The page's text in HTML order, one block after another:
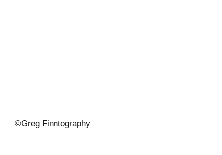
©Greg Finntography